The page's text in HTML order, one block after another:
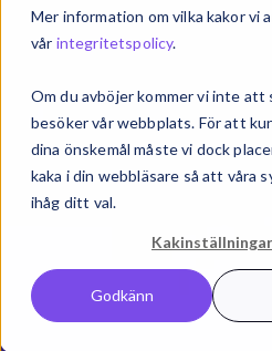
Mer information om vilka kakor vi
vår integritetspolicy.
Om du avböjer kommer vi inte att
besöker vår webbplats. För att
dina önskemål måste vi dock
kaka i din webbläsare så att våra
ihåg ditt val.
Kakinställningar
Godkänn